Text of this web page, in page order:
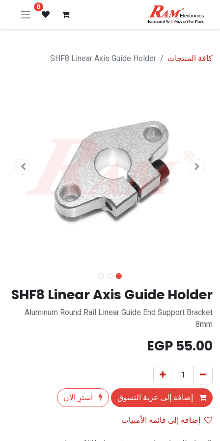
0
كافة المنتجات SHF8 Linear Axis Guide Holder
SHF8 Linear Axis Guide Holder
Aluminum Round Rail Linear Guide End Support Bracket
8mm
55.00
إضافة إلى عربة التسوق
اشترِ الآن
إضافة إلى قائمة الأمنيات